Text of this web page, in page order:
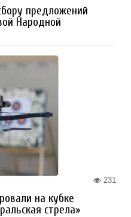
предложений
Народной
231
на кубке
стрела»